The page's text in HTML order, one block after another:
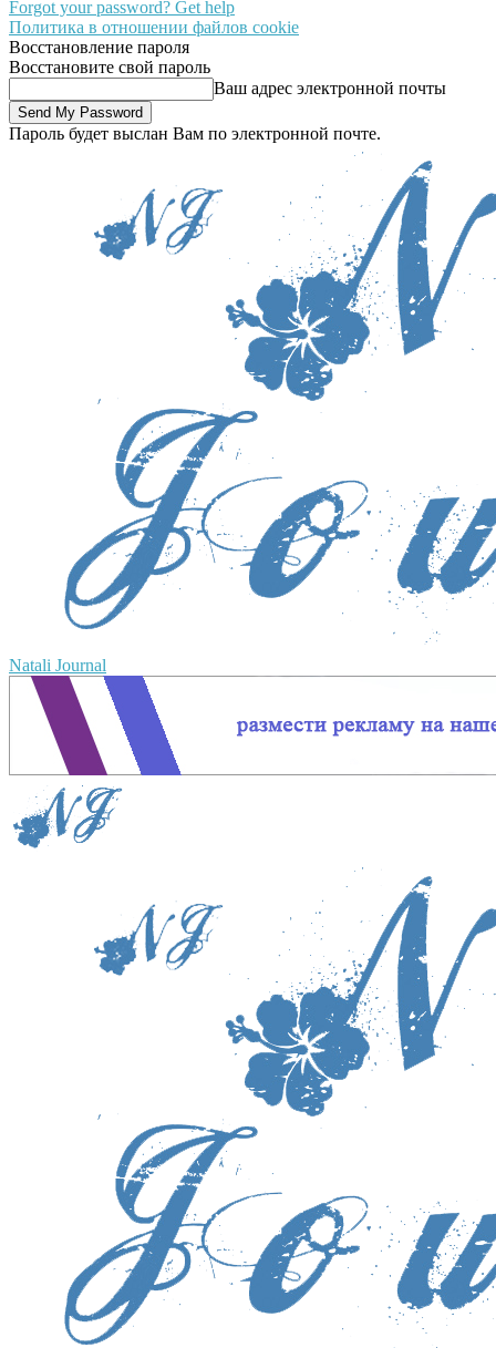
Forgot your password? Get help
Политика в отношении файлов cookie
Восстановление пароля
Восстановите свой пароль
Ваш адрес электронной почты
Пароль будет выслан Вам по электронной почте.
Natali Journal